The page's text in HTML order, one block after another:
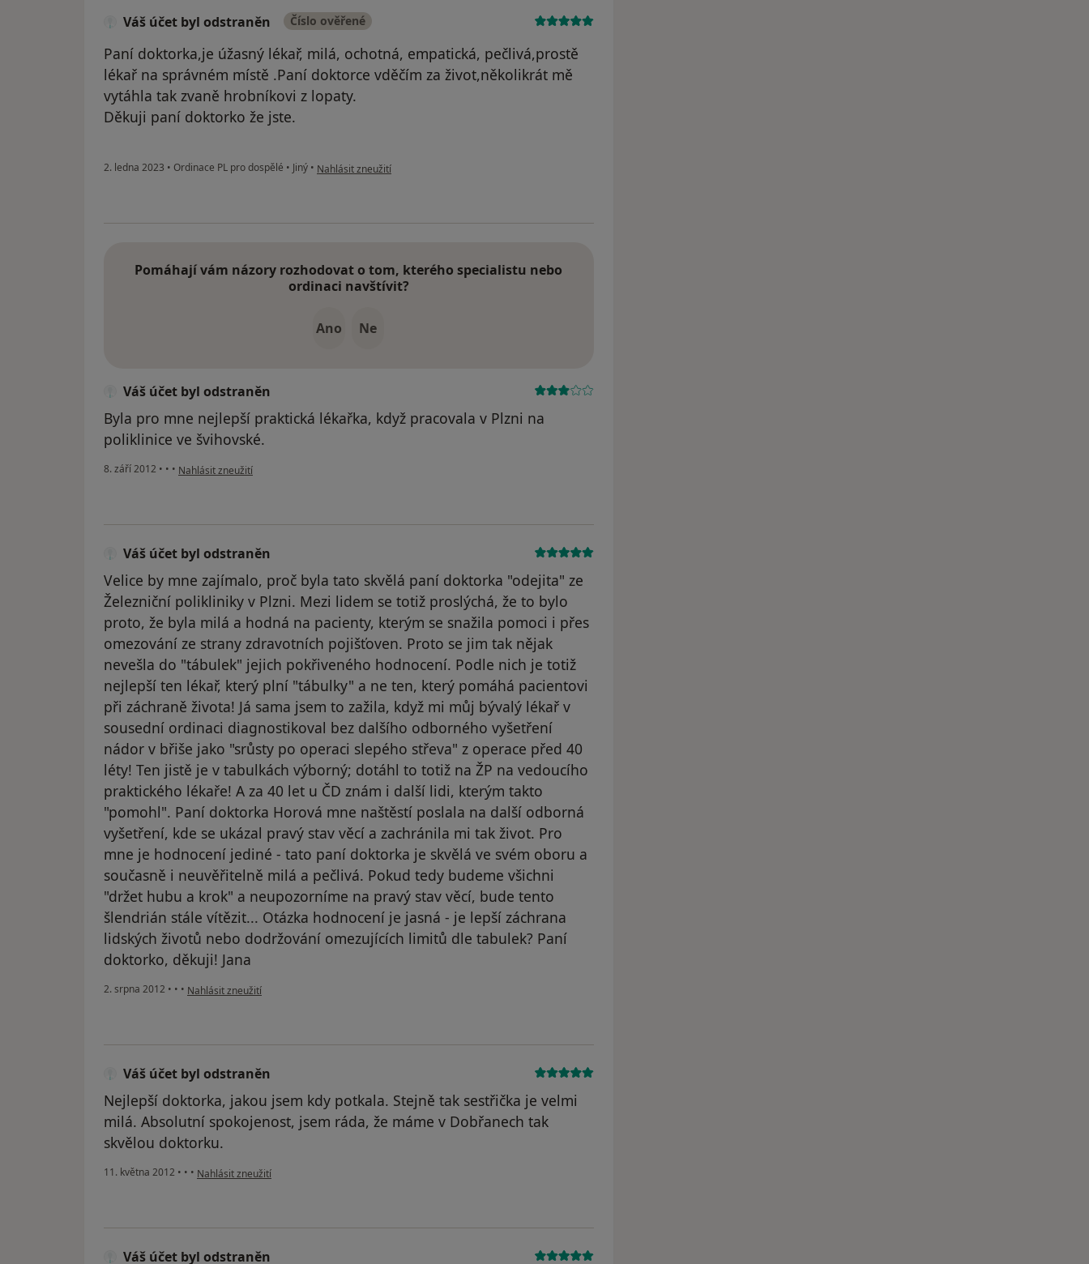
Váš účet byl odstraněn Číslo ověřené
Paní doktorka,je úžasný lékař, milá, ochotná, empatická, pečlivá,prostě
lékař na správném místě .Paní doktorce vděčím za život,několikrát mě
vytáhla tak zvaně hrobníkovi z lopaty.
Děkuji paní doktorko že jste.
2. ledna 2023 • Ordinace PL pro dospělé • Jiný • podle názoru uživatele Váš účet byl odstraněn
Nahlásit zneužití
Pomáhají vám názory rozhodovat o tom, kterého specialistu nebo
ordinaci navštívit?
Ano Ne
Váš účet byl odstraněn
Byla pro mne nejlepší praktická lékařka, když pracovala v Plzni na
poliklinice ve švihovské.
8. září 2012 • • • podle názoru uživatele Váš účet byl odstraněn
Nahlásit zneužití
Váš účet byl odstraněn
Velice by mne zajímalo, proč byla tato skvělá paní doktorka "odejita" ze
Železniční polikliniky v Plzni. Mezi lidem se totiž proslýchá, že to bylo
proto, že byla milá a hodná na pacienty, kterým se snažila pomoci i přes
omezování ze strany zdravotních pojišťoven. Proto se jim tak nějak
nevešla do "tábulek" jejich pokřiveného hodnocení. Podle nich je totiž
nejlepší ten lékař, který plní "tábulky" a ne ten, který pomáhá pacientovi
při záchraně života! Já sama jsem to zažila, když mi můj bývalý lékař v
sousední ordinaci diagnostikoval bez dalšího odborného vyšetření
nádor v břiše jako "srůsty po operaci slepého střeva" z operace před 40
léty! Ten jistě je v tabulkách výborný; dotáhl to totiž na ŽP na vedoucího
praktického lékaře! A za 40 let u ČD znám i další lidi, kterým takto
"pomohl". Paní doktorka Horová mne naštěstí poslala na další odborná
vyšetření, kde se ukázal pravý stav věcí a zachránila mi tak život. Pro
mne je hodnocení jediné - tato paní doktorka je skvělá ve svém oboru a
současně i neuvěřitelně milá a pečlivá. Pokud tedy budeme všichni
"držet hubu a krok" a neupozorníme na pravý stav věcí, bude tento
šlendrián stále vítězit... Otázka hodnocení je jasná - je lepší záchrana
lidských životů nebo dodržování omezujících limitů dle tabulek? Paní
doktorko, děkuji! Jana
2. srpna 2012 • • • podle názoru uživatele Váš účet byl odstraněn
Nahlásit zneužití
Váš účet byl odstraněn
Nejlepší doktorka, jakou jsem kdy potkala. Stejně tak sestřička je velmi
milá. Absolutní spokojenost, jsem ráda, že máme v Dobřanech tak
skvělou doktorku.
11. května 2012 • • • podle názoru uživatele Váš účet byl odstraněn
Nahlásit zneužití
Váš účet byl odstraněn